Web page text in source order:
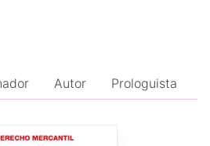
Asimismo, ha participado como
colectivas:Nuevas Tecnologías
(2002),Reformas recientes de la
Autor Prologuista